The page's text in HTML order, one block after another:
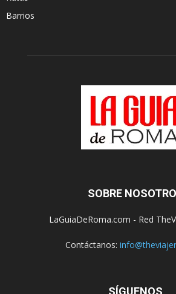
Barrios
SOBRE
LaGuiaDeRoma.com - Red
Contáctanos:
SÍGUENOS